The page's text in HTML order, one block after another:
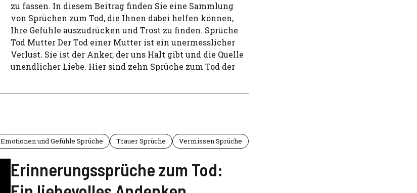
zu fassen. In diesem Beitrag finden Sie eine Sammlung
von Sprüchen zum Tod, die Ihnen dabei helfen können,
Ihre Gefühle auszudrücken und Trost zu finden. Sprüche
Tod Mutter Der Tod einer Mutter ist ein unermesslicher
Verlust. Sie ist der Anker, der uns Halt gibt und die Quelle
unendlicher Liebe. Hier sind zehn Sprüche zum Tod der
Emotionen und Gefühle Sprüche Trauer Sprüche Vermissen Sprüche
Erinnerungssprüche zum Tod: